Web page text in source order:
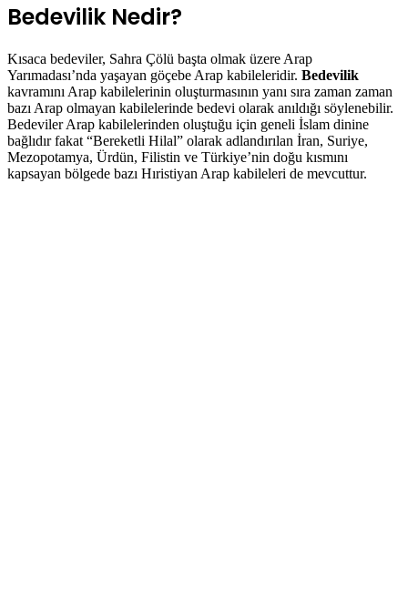
Bedevilik Nedir?
Kısaca bedeviler, Sahra Çölü başta olmak üzere Arap
Yarımadası’nda yaşayan göçebe Arap kabileleridir. Bedevilik
kavramını Arap kabilelerinin oluşturmasının yanı sıra zaman zaman
bazı Arap olmayan kabilelerinde bedevi olarak anıldığı söylenebilir.
Bedeviler Arap kabilelerinden oluştuğu için geneli İslam dinine
bağlıdır fakat “Bereketli Hilal” olarak adlandırılan İran, Suriye,
Mezopotamya, Ürdün, Filistin ve Türkiye’nin doğu kısmını
kapsayan bölgede bazı Hıristiyan Arap kabileleri de mevcuttur.